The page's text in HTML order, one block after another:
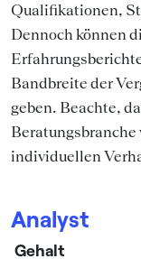
Qualifikationen,
Dennoch können
Bandbreite der
geben. Beachte,
individuellen
Analyst
Gehalt